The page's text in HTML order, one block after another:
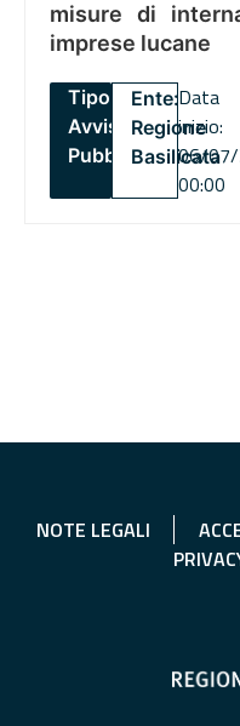
misure di
imprese lucane
Tipo:
Avviso
Pubblico
Ente:
Regione
Basilicata
Data
inizio:
06/
00:00
NOTE LEGALI